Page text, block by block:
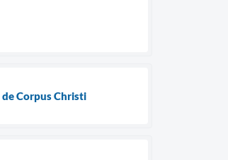
Corpus Christi